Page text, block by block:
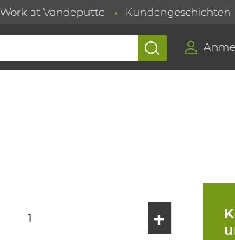
Work at Vandeputte Kundengeschichten